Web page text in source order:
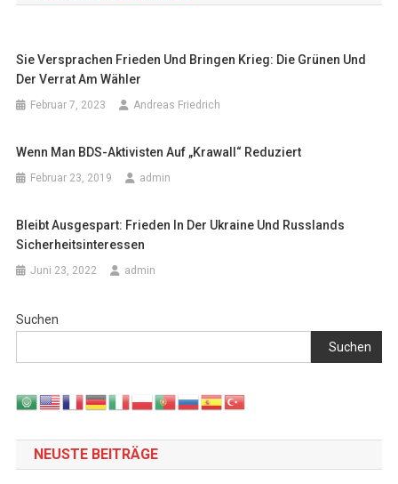
Sie Versprachen Frieden Und Bringen Krieg: Die Grünen Und
Der Verrat Am Wähler
Februar 7, 2023 Andreas Friedrich
Wenn Man BDS-Aktivisten Auf „Krawall“ Reduziert
Februar 23, 2019 admin
Bleibt Ausgespart: Frieden In Der Ukraine Und Russlands
Sicherheitsinteressen
Juni 23, 2022 admin
Suchen
Suchen
NEUSTE BEITRÄGE